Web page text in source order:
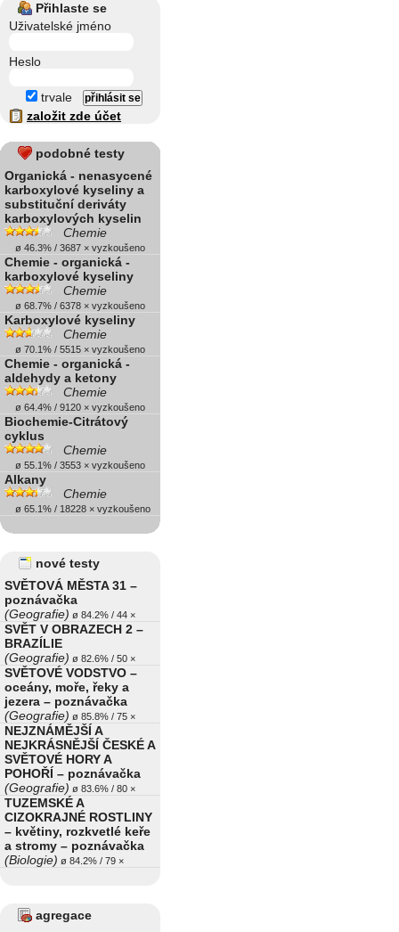
Přihlaste se
Uživatelské jméno
Heslo
trvale
založit zde účet
podobné testy
Organická - nenasycené
karboxylové kyseliny a
substituční deriváty
karboxylových kyselin
Chemie
ø 46.3% / 3687 × vyzkoušeno
Chemie - organická -
karboxylové kyseliny
Chemie
ø 68.7% / 6378 × vyzkoušeno
Karboxylové kyseliny
Chemie
ø 70.1% / 5515 × vyzkoušeno
Chemie - organická -
aldehydy a ketony
Chemie
ø 64.4% / 9120 × vyzkoušeno
Biochemie-Citrátový
cyklus
Chemie
ø 55.1% / 3553 × vyzkoušeno
Alkany
Chemie
ø 65.1% / 18228 × vyzkoušeno
nové testy
SVĚTOVÁ MĚSTA 31 –
poznávačka
(Geografie) ø 84.2% / 44 ×
SVĚT V OBRAZECH 2 –
BRAZÍLIE
(Geografie) ø 82.6% / 50 ×
SVĚTOVÉ VODSTVO –
oceány, moře, řeky a
jezera – poznávačka
(Geografie) ø 85.8% / 75 ×
NEJZNÁMĚJŠÍ A
NEJKRÁSNĚJŠÍ ČESKÉ A
SVĚTOVÉ HORY A
POHOŘÍ – poznávačka
(Geografie) ø 83.6% / 80 ×
TUZEMSKÉ A
CIZOKRAJNÉ ROSTLINY
– květiny, rozkvetlé keře
a stromy – poznávačka
(Biologie) ø 84.2% / 79 ×
agregace